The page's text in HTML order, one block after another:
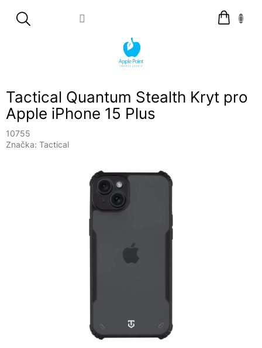
Nákupní
košík
Tactical Quantum Stealth Kryt pro
Apple iPhone 15 Plus
10755
Značka: Tactical